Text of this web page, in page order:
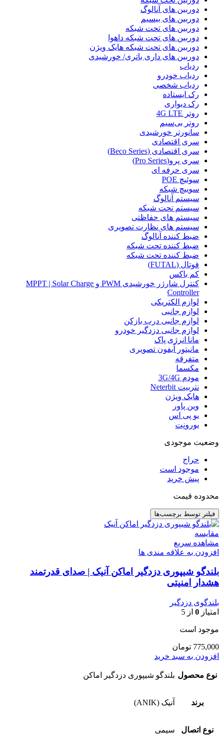
دوربین های آنالوگ
دوربین های بیسیم
دوربین های تحت شبکه
دوربین های تحت شبکه داهوا
دوربین های تحت شبکه هایک ویژن
دوربین های داری باتری/ خورشیدی
ردیاب
ردیاب خودرو
ردیاب شخصی
رک ایستاده
رک دیواری
روتر 4G LTE
روتر بی‌سیم
سانورتر خورشیدی
سری اقتصادی
سری اقتصادی (Beco Series)
سری پرو(Pro Series)
سری حرفه ای
سوئیچ POE
سوییچ شبکه
سیستم آنالوگ
سیستم تحت شبکه
سیستم های حفاظتی
سیستم های نظارت تصویری
ضبط کننده آنالوگ
ضبط کننده تحت شبکه
ضبط کننده تحت شبکه
فوتال (FUTAL)
کم باکس
کنترل شارژر خورشیدی PWM و MPPT | Solar Charge
Controller
لوازم الکتریکی
لوازم جانبی
لوازم جانبی درب بازکن
لوازم جانبی دزدگیر خودرو
مانا انرژی پاک
مانیتور آیفون تصویری
متفرقه
مکسما
مودم 3G/4G
نتربیت Neterbit
هایک ویژن
وین پاور
یو پی اس
یورونِت
وضعیت موجودی
حراج
موجود است
پیش خرید
محدوده قیمت
فیلتر توسط برچسب‌ها
مقایسه
مشاهده سریع
افزودن به علاقه مندی ها
بلندگو شیپوری دزدگیر اماکن آنیک | صدای قدرتمند
هشدار امنیتی
بلندگوی دزدگیر
امتیاز 0 از 5
موجود است
775,000 تومان
افزودن به سبد خرید
نوع محصول بلندگو شیپوری دزدگیر اماکن
برند آنیک (ANIK)
نوع اتصال سیمی